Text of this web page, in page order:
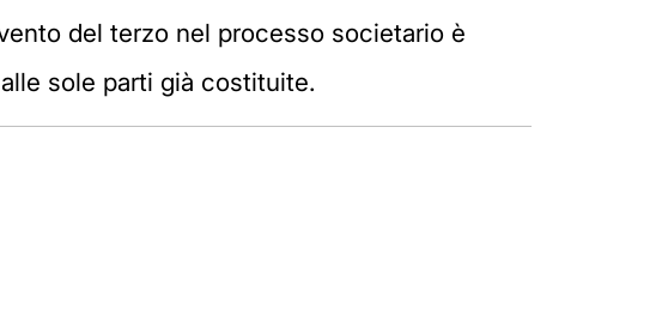
del terzo nel processo societario è
sole parti già costituite.